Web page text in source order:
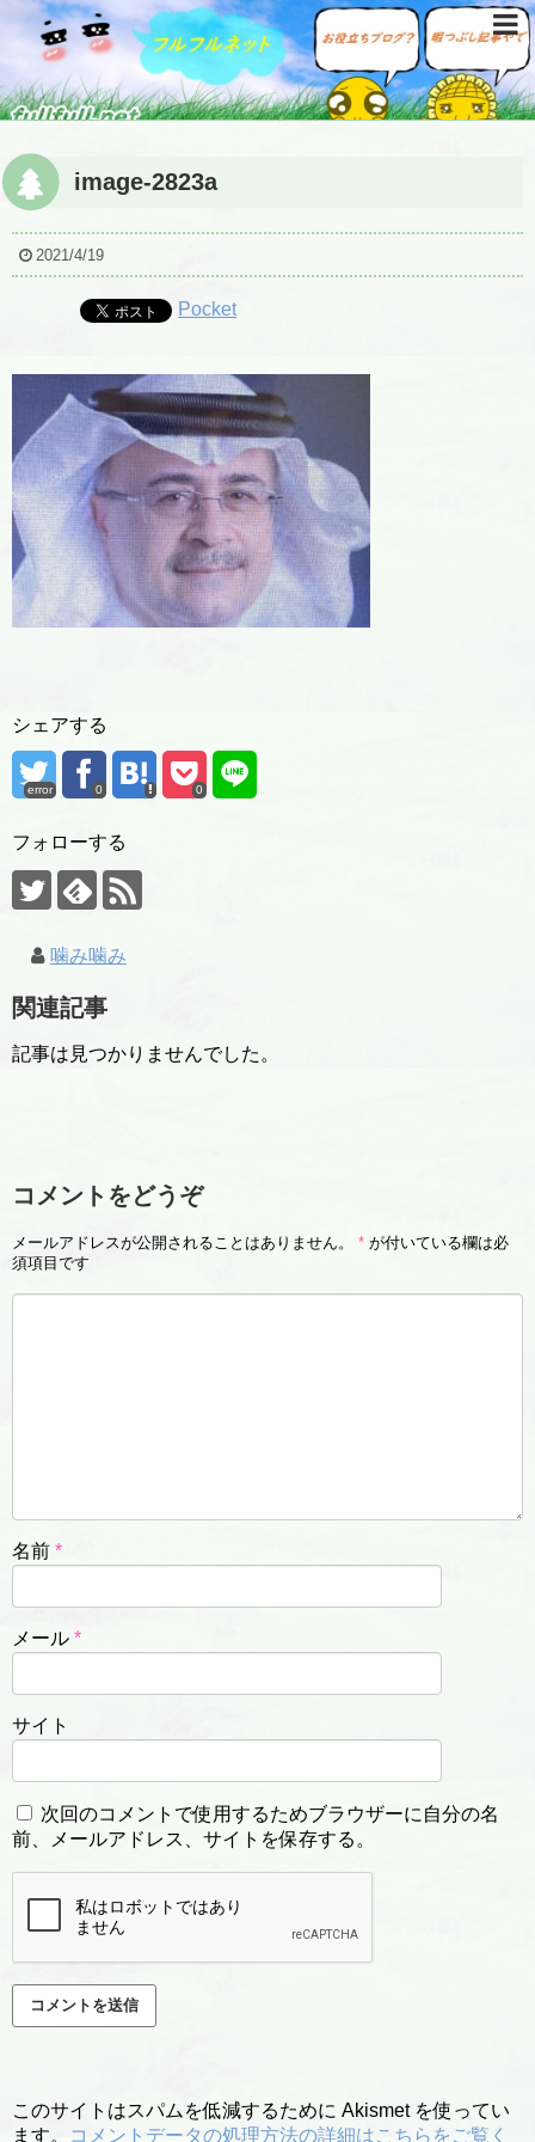
image-2823a
2021/4/19
Pocket
シェアする
error 0 0
フォローする
噛み噛み
関連記事
記事は見つかりませんでした。
コメントをどうぞ
メールアドレスが公開されることはありません。 * が付いている欄は必
須項目です
名前 *
メール *
サイト
次回のコメントで使用するためブラウザーに自分の名
前、メールアドレス、サイトを保存する。
このサイトはスパムを低減するために Akismet を使ってい
ます。
コメントデータの処理方法の詳細はこちらをご覧く